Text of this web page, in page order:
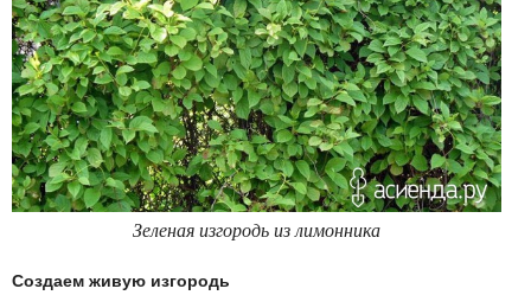
Зеленая изгородь из лимонника
Создаем живую изгородь